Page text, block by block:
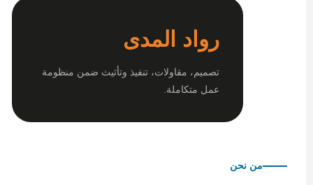
رواد المدى
تصميم، مقاولات، تنفيذ وتأثيث ضمن منظومة
عمل متكاملة.
من نحن